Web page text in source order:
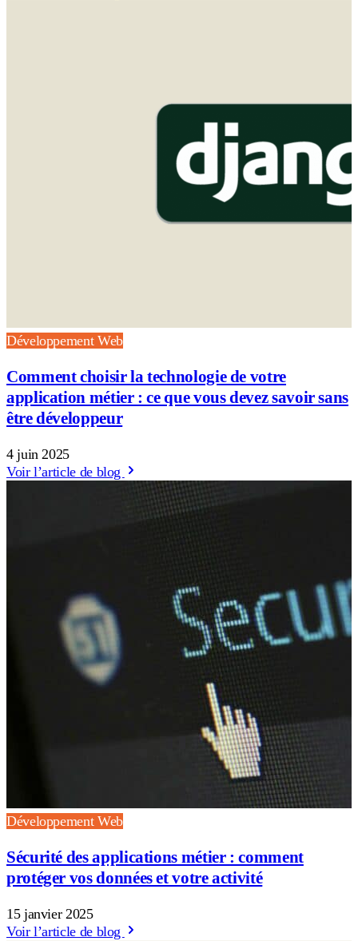
Développement Web
Comment choisir la technologie de votre
application métier : ce que vous devez savoir sans
être développeur
4 juin 2025
Voir l’article de blog
Développement Web
Sécurité des applications métier : comment
protéger vos données et votre activité
15 janvier 2025
Voir l’article de blog